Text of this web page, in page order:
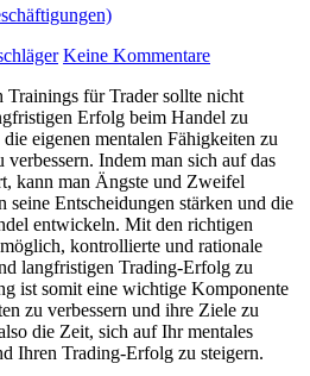
Keine Kommentare
Trainings für Trader sollte nicht
Erfolg beim Handel zu
eigenen mentalen Fähigkeiten zu
Indem man sich auf das
kann man Ängste und Zweifel
seine Entscheidungen stärken und die
entwickeln. Mit den richtigen
kontrollierte und rationale
langfristigen Trading-Erfolg zu
ist somit eine wichtige Komponente
zu verbessern und ihre Ziele zu
die Zeit, sich auf Ihr mentales
Ihren Trading-Erfolg zu steigern.